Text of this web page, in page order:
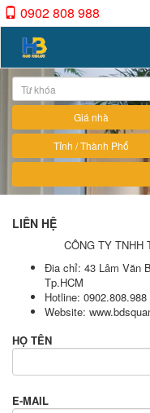
0902 808 988
Giá nhà
Tỉnh / Thành Phố
LIÊN HỆ
CÔNG TY TNHH
Đia chỉ: 43 Lâm Văn
Tp.HCM
Hotline:
Website:
HỌ TÊN
E-MAIL